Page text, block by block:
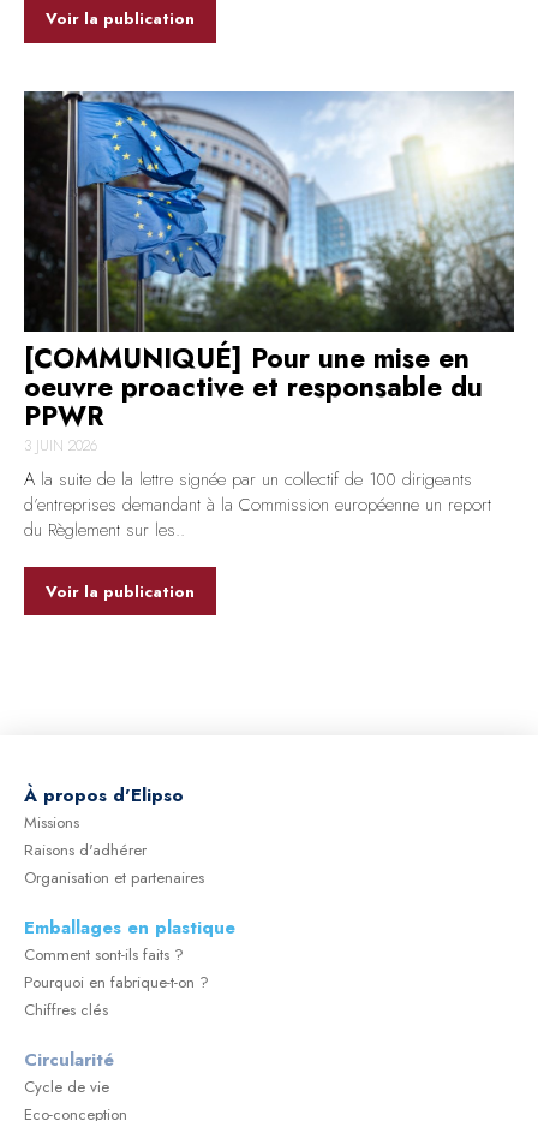
Voir la publication
[COMMUNIQUÉ] Pour une mise en
oeuvre proactive et responsable du
PPWR
3 JUIN 2026
A la suite de la lettre signée par un collectif de 100 dirigeants
d’entreprises demandant à la Commission européenne un report
du Règlement sur les..
Voir la publication
À propos d'Elipso
Missions
Raisons d'adhérer
Organisation et partenaires
Emballages en plastique
Comment sont-ils faits ?
Pourquoi en fabrique-t-on ?
Chiffres clés
Circularité
Cycle de vie
Eco-conception